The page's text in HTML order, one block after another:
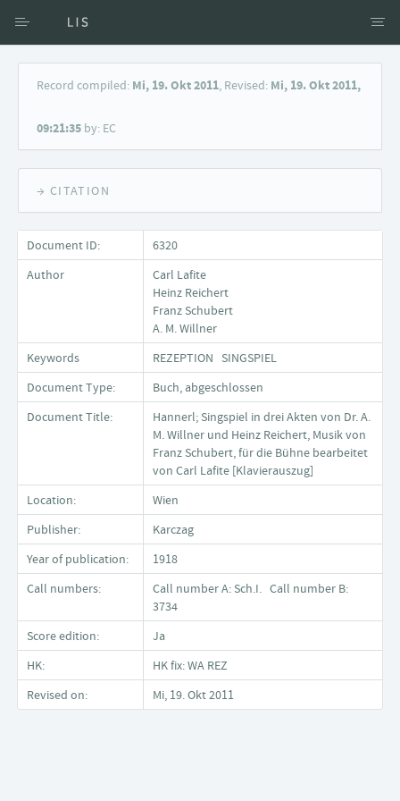
Access via Author
Keyword Search
Record compiled: Mi, 19. Okt 2011, Revised: Mi, 19. Okt 2011,
09:21:35 by: EC
→ CITATION
Document ID:
6320
Author
Carl Lafite
Heinz Reichert
Franz Schubert
A. M. Willner
Keywords
REZEPTION SINGSPIEL
Document Type:
Buch, abgeschlossen
Document Title:
Hannerl; Singspiel in drei Akten von Dr. A.
M. Willner und Heinz Reichert, Musik von
Franz Schubert, für die Bühne bearbeitet
von Carl Lafite [Klavierauszug]
Location:
Wien
Publisher:
Karczag
Year of publication:
1918
Call numbers:
Call number A: Sch.I. Call number B:
3734
Score edition:
Ja
HK:
HK fix: WA REZ
Revised on:
Mi, 19. Okt 2011